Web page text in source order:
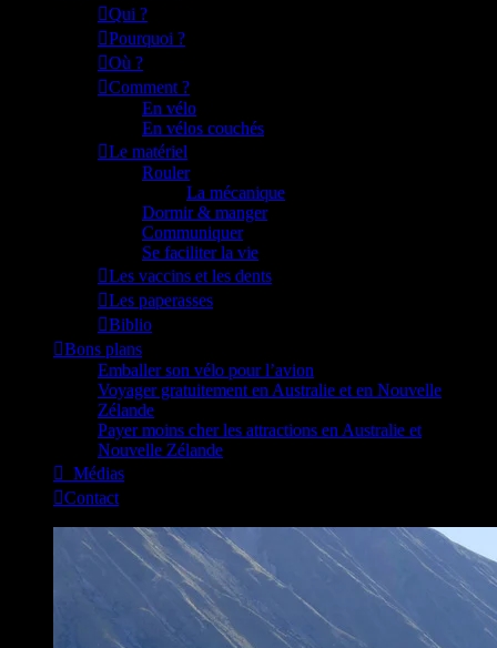
Qui ?
Pourquoi ?
Où ?
Comment ?
En vélo
En vélos couchés
Le matériel
Rouler
La mécanique
Dormir & manger
Communiquer
Se faciliter la vie
Les vaccins et les dents
Les paperasses
Biblio
Bons plans
Emballer son vélo pour l’avion
Voyager gratuitement en Australie et en Nouvelle
Zélande
Payer moins cher les attractions en Australie et
Nouvelle Zélande
_Médias
Contact